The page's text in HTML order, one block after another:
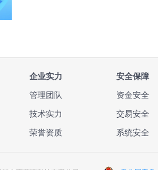
企业实力
管理团队
技术实力
荣誉资质
安全保障
资金安全
交易安全
系统安全